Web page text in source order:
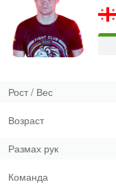
Рост / Вес
Возраст
Размах рук
Команда